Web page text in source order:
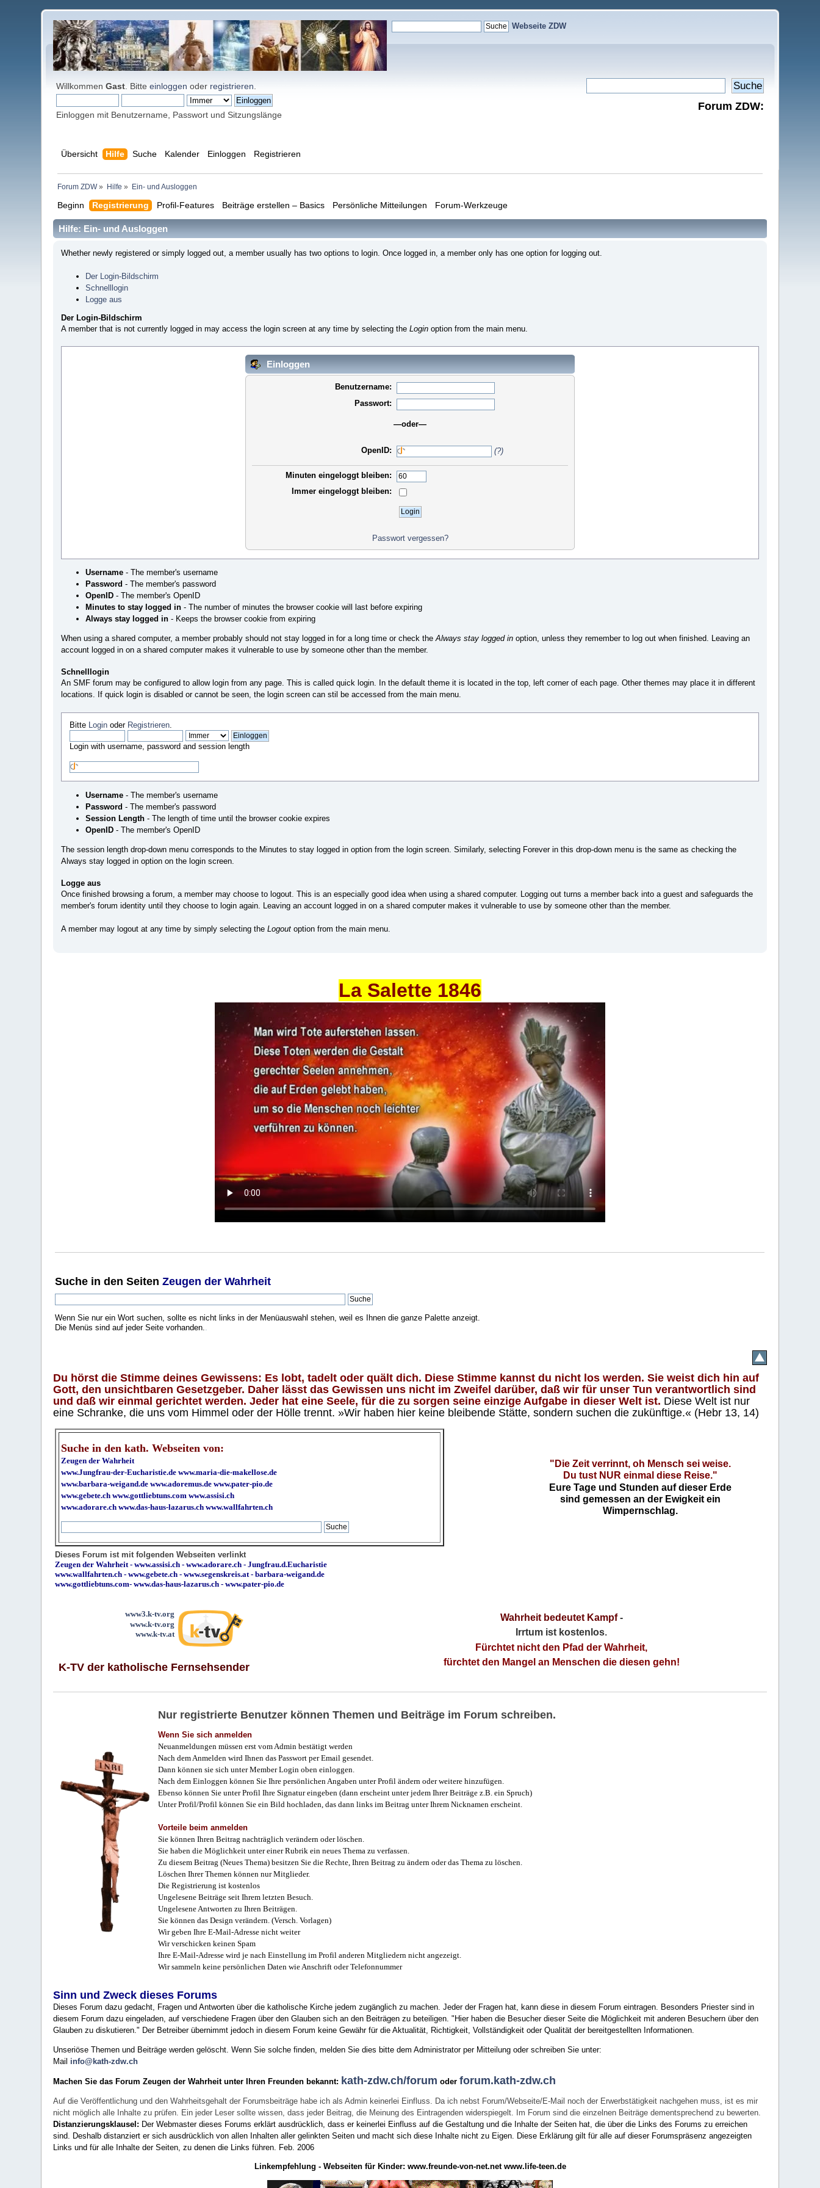
Webseite ZDW
WillkommenGast . Bitteeinloggen oder registrieren
Einloggen mit Benutzername, Passwort und Sitzungslänge
Forum ZDW:
Übersicht Hilfe Suche Kalender Einloggen Registrieren
Forum ZDW» Hilfe » Ein- und Ausloggen
Beginn Registrierung Profil-Features Beiträge erstellen – Basics Persönliche Mitteilungen Forum-Werkzeuge
Hilfe: Ein- und Ausloggen
Whether newly registered or simply logged out, a member usually has two options to login. Once logged in, a member only has one option for logging out.
Der Login-Bildschirm
Schnelllogin
Logge aus
Der Login-Bildschirm
A member that is not currently logged in may access the login screen at any time by selecting the Login option from the main menu.
Einloggen
Benutzername:
Passwort:
—oder—
OpenID: (?)
Minuten eingeloggt bleiben:
Immer eingeloggt bleiben:
Passwort vergessen?
Username - The member's username
Password - The member's password
OpenID - The member's OpenID
Minutes to stay logged in - The number of minutes the browser cookie will last before expiring
Always stay logged in - Keeps the browser cookie from expiring
When using a shared computer, a member probably should not stay logged in for a long time or check theAlways stay logged in option, unless they remember to log out when finished. Leaving an
account logged in on a shared computer makes it vulnerable to use by someone other than the member.
Schnelllogin
An SMF forum may be configured to allow login from any page. This is called quick login. In the default theme it is located in the top, left corner of each page. Other themes may place it in different
locations. If quick login is disabled or cannot be seen, the login screen can stil be accessed from the main menu.
Bitte Loginoder Registrieren.
Login with username, password and session length
Username - The member's username
Password - The member's password
Session Length - The length of time until the browser cookie expires
OpenID - The member's OpenID
The session length drop-down menu corresponds to the Minutes to stay logged in option from the login screen. Similarly, selecting Forever in this drop-down menu is the same as checking the
Always stay logged in option on the login screen.
Logge aus
Once finished browsing a forum, a member may choose to logout. This is an especially good idea when using a shared computer. Logging out turns a member back into a guest and safeguards the
member's forum identity until they choose to login again. Leaving an account logged in on a shared computer makes it vulnerable to use by someone other than the member.
A member may logout at any time by simply selecting the Logout option from the main menu.
La Salette 1846
Suche in den SeitenZeugen der Wahrheit
Wenn Sie nur ein Wort suchen, sollte es nicht links in der Menüauswahl stehen, weil es Ihnen die ganze Palette anzeigt.
Die Menüs sind auf jeder Seite vorhanden..
Du hörst die Stimme deines Gewissens: Es lobt, tadelt oder quält dich. Diese Stimme kannst du nicht los werden. Sie weist dich hin auf
Gott, den unsichtbaren Gesetzgeber. Daher lässt das Gewissen uns nicht im Zweifel darüber, daß wir für unser Tun verantwortlich sind
und daß wir einmal gerichtet werden. Jeder hat eine Seele, für die zu sorgen seine einzige Aufgabe in dieser Welt ist. Diese Welt ist nur
eine Schranke, die uns vom Himmel oder der Hölle trennt. »Wir haben hier keine bleibende Stätte, sondern suchen die zukünftige.« (Hebr 13, 14)
Suche in den kath. Webseiten von:
Zeugen der Wahrheit
www.Jungfrau-der-Eucharistie.de www.maria-die-makellose.de
www.barbara-weigand.de www.adoremus.de www.pater-pio.de
www.gebete.ch www.gottliebtuns.com www.assisi.ch
www.adorare.ch www.das-haus-lazarus.ch www.wallfahrten.ch
"Die Zeit verrinnt, oh Mensch sei weise.
Du tust NUR einmal diese Reise."
Eure Tage und Stunden auf dieser Erde
sind gemessen an der Ewigkeit ein
Wimpernschlag.
Dieses Forum ist mit folgenden Webseiten verlinkt
Zeugen der Wahrheit-www.assisi.ch -www.adorare.ch -Jungfrau.d.Eucharistie
www.wallfahrten.ch -www.gebete.ch -www.segenskreis.at-barbara-weigand.de
www.gottliebtuns.com-www.das-haus-lazarus.ch - www.pater-pio.de
www3.k-tv.org
www.k-tv.org
www.k-tv.at
K-TV der katholische Fernsehsender
Wahrheit bedeutet Kampf-
Irrtum ist kostenlos.
Fürchtet nicht den Pfad der Wahrheit,
fürchtet den Mangel an Menschen die diesen gehn!
Nur registrierte Benutzer können Themen und Beiträge im Forum schreiben.
Wenn Sie sich anmelden
Neuanmeldungen müssen erst vom Admin bestätigt werden
Nach dem Anmelden wird Ihnen das Passwort per Email gesendet.
Dann können sie sich unter Member Login oben einloggen.
Nach dem Einloggen können Sie Ihre persönlichen Angaben unter Profil ändern oder weitere hinzufügen.
Ebenso können Sie unter Profil Ihre Signatur eingeben (dann erscheint unter jedem Ihrer Beiträge z.B. ein Spruch)
Unter Profil/Profil können Sie ein Bild hochladen, das dann links im Beitrag unter Ihrem Nicknamen erscheint.
Vorteile beim anmelden
Sie können Ihren Beitrag nachträglich verändern oder löschen.
Sie haben die Möglichkeit unter einer Rubrik ein neues Thema zu verfassen.
Zu diesem Beitrag (Neues Thema) besitzen Sie die Rechte, Ihren Beitrag zu ändern oder das Thema zu löschen.
Löschen Ihrer Themen können nur Mitglieder.
Die Registrierung ist kostenlos
Ungelesene Beiträge seit Ihrem letzten Besuch.
Ungelesene Antworten zu Ihren Beiträgen.
Sie können das Design verändern. (Versch. Vorlagen)
Wir geben Ihre E-Mail-Adresse nicht weiter
Wir verschicken keinen Spam
Ihre E-Mail-Adresse wird je nach Einstellung im Profil anderen Mitgliedern nicht angezeigt.
Wir sammeln keine persönlichen Daten wie Anschrift oder Telefonnummer
Sinn und Zweck dieses Forums
Dieses Forum dazu gedacht, Fragen und Antworten über die katholische Kirche jedem zugänglich zu machen. Jeder der Fragen hat, kann diese in diesem Forum eintragen. Besonders Priester sind in
diesem Forum dazu eingeladen, auf verschiedene Fragen über den Glauben sich an den Beiträgen zu beteiligen. "Hier haben die Besucher dieser Seite die Möglichkeit mit anderen Besuchern über den
Glauben zu diskutieren." Der Betreiber übernimmt jedoch in diesem Forum keine Gewähr für die Aktualität, Richtigkeit, Vollständigkeit oder Qualität der bereitgestellten Informationen.
Unseriöse Themen und Beiträge werden gelöscht. Wenn Sie solche finden, melden Sie dies bitte dem Administrator per Mitteilung oder schreiben Sie unter:
Mail info@kath-zdw.ch
Machen Sie das Forum Zeugen der Wahrheit unter Ihren Freunden bekannt: kath-zdw.ch/forum oderforum.kath-zdw.ch
Auf die Veröffentlichung und den Wahrheitsgehalt der Forumsbeiträge habe ich als Admin keinerlei Einfluss. Da ich nebst Forum/Webseite/E-Mail noch der Erwerbstätigkeit nachgehen muss, ist es mir
nicht möglich alle Inhalte zu prüfen. Ein jeder Leser sollte wissen, dass jeder Beitrag, die Meinung des Eintragenden widerspiegelt. Im Forum sind die einzelnen Beiträge dementsprechend zu bewerten.
Distanzierungsklausel: Der Webmaster dieses Forums erklärt ausdrücklich, dass er keinerlei Einfluss auf die Gestaltung und die Inhalte der Seiten hat, die über die Links des Forums zu erreichen
sind. Deshalb distanziert er sich ausdrücklich von allen Inhalten aller gelinkten Seiten und macht sich diese Inhalte nicht zu Eigen. Diese Erklärung gilt für alle auf dieser Forumspräsenz angezeigten
Links und für alle Inhalte der Seiten, zu denen die Links führen. Feb. 2006
Linkempfehlung - Webseiten für Kinder: www.freunde-von-net.net www.life-teen.de